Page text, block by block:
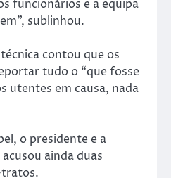
funcionários e a equipa
sublinhou.
contou que os
tudo o “que fosse
utentes em causa, nada
o presidente e a
ainda duas